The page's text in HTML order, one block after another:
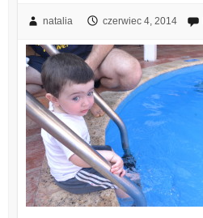
natalia czerwiec 4, 2014